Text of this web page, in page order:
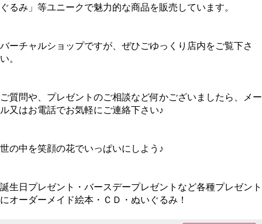
ぐるみ」等ユニークで魅力的な商品を販売しています。
バーチャルショップですが、ぜひごゆっくり店内をご覧下さ
い。
ご質問や、プレゼントのご相談など何かございましたら、メー
ル又はお電話でお気軽にご連絡下さい♪
世の中を笑顔の花でいっぱいにしよう♪
誕生日プレゼント・バースデープレゼントなど各種プレゼント
にオーダーメイド絵本・ＣＤ・ぬいぐるみ！